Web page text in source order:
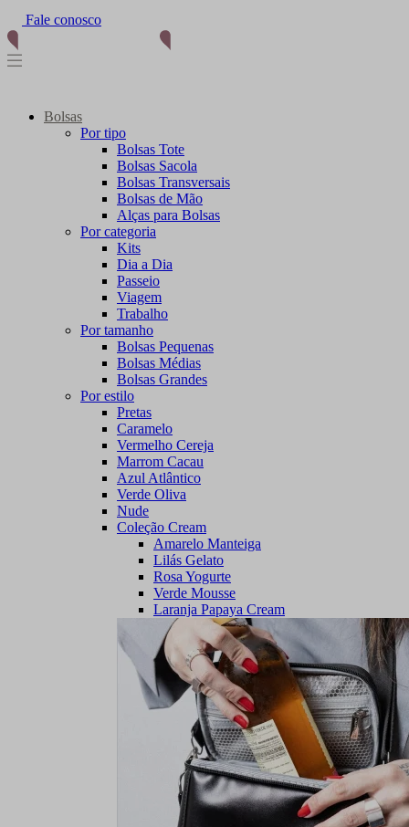
Fale conosco
Bolsas
Por tipo
Bolsas Tote
Bolsas Sacola
Bolsas Transversais
Bolsas de Mão
Alças para Bolsas
Por categoria
Kits
Dia a Dia
Passeio
Viagem
Trabalho
Por tamanho
Bolsas Pequenas
Bolsas Médias
Bolsas Grandes
Por estilo
Pretas
Caramelo
Vermelho Cereja
Marrom Cacau
Azul Atlântico
Verde Oliva
Nude
Coleção Cream
Amarelo Manteiga
Lilás Gelato
Rosa Yogurte
Verde Mousse
Laranja Papaya Cream